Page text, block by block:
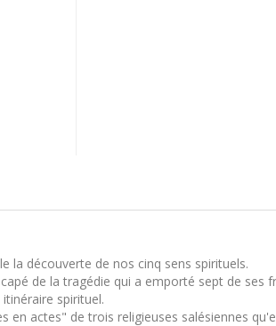
la découverte de nos cinq sens spirituels.
de la tragédie qui a emporté sept de ses
spirituel.
en actes" de trois religieuses salésiennes